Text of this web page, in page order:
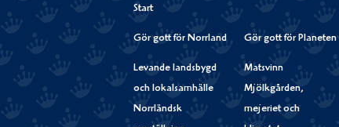
Start
Gör gott för Norrland
Levande landsbygd
och lokalsamhälle
Norrländsk
Gör gott för Planeten
Matsvinn
Mjölkgården,
mejeriet och